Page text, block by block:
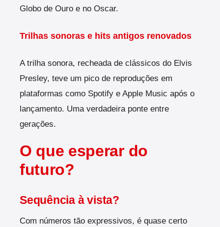
Globo de Ouro e no Oscar.
Trilhas sonoras e hits antigos renovados
A trilha sonora, recheada de clássicos do Elvis
Presley, teve um pico de reproduções em
plataformas como Spotify e Apple Music após o
lançamento. Uma verdadeira ponte entre
gerações.
O que esperar do
futuro?
Sequência à vista?
Com números tão expressivos, é quase certo